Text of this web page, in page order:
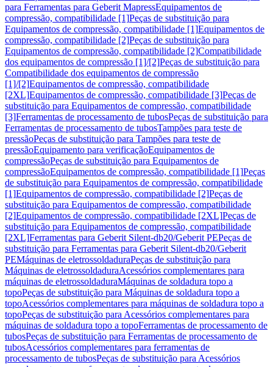
para Ferramentas para Geberit MapressEquipamentos de
compressão, compatibilidade [1]Peças de substituição para
Equipamentos de compressão, compatibilidade [1]Equipamentos de
compressão, compatibilidade [2]Peças de substituição para
Equipamentos de compressão, compatibilidade [2]Compatibilidade
dos equipamentos de compressão [1]/[2]Peças de substituição para
Compatibilidade dos equipamentos de compressão
[1]/[2]Equipamentos de compressão, compatibilidade
[2XL]Equipamentos de compressão, compatibilidade [3]Peças de
substituição para Equipamentos de compressão, compatibilidade
[3]Ferramentas de processamento de tubosPeças de substituição para
Ferramentas de processamento de tubosTampões para teste de
pressãoPeças de substituição para Tampões para teste de
pressãoEquipamento para verificaçãoEquipamentos de
compressãoPeças de substituição para Equipamentos de
compressãoEquipamentos de compressão, compatibilidade [1]Peças
de substituição para Equipamentos de compressão, compatibilidade
[1]Equipamentos de compressão, compatibilidade [2]Peças de
substituição para Equipamentos de compressão, compatibilidade
[2]Equipamentos de compressão, compatibilidade [2XL]Peças de
substituição para Equipamentos de compressão, compatibilidade
[2XL]Ferramentas para Geberit Silent-db20/Geberit PEPeças de
substituição para Ferramentas para Geberit Silent-db20/Geberit
PEMáquinas de eletrossoldaduraPeças de substituição para
Máquinas de eletrossoldaduraAcessórios complementares para
máquinas de eletrossoldaduraMáquinas de soldadura topo a
topoPeças de substituição para Máquinas de soldadura topo a
topoAcessórios complementares para máquinas de soldadura topo a
topoPeças de substituição para Acessórios complementares para
máquinas de soldadura topo a topoFerramentas de processamento de
tubosPeças de substituição para Ferramentas de processamento de
tubosAcessórios complementares para ferramentas de
processamento de tubosPeças de substituição para Acessórios